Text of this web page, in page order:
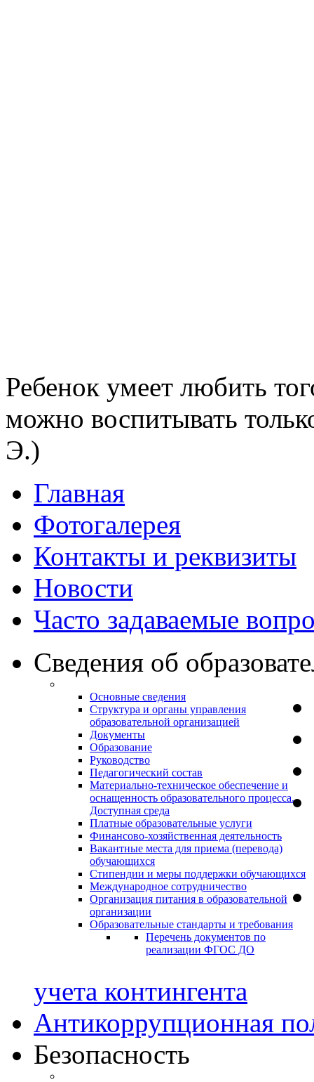
Ребенок умеет любить
можно воспитывать
Э.)
Главная
Фотогалерея
Контакты и реквизиты
Новости
Часто задаваемые
Сведения об
Основные сведения
Структура и органы управления
образовательной организацией
Документы
Образование
Руководство
Педагогический состав
Материально-техническое обеспечение и
оснащенность образовательного процесса.
Доступная среда
Платные образовательные услуги
Финансово-хозяйственная деятельность
Вакантные места для приема (перевода)
обучающихся
Стипендии и меры поддержки обучающихся
Международное сотрудничество
Организация питания в образовательной
организации
Образовательные стандарты и требования
Перечень документов по
реализации ФГОС ДО
учета контингента
Антикоррупционная
Безопасность